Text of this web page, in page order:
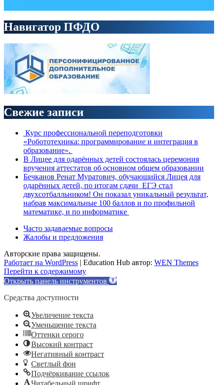
Навигатор ПФДО
Свежие записи
Курс профессиональной переподготовки
«Робототехника: программирование и интеграция в
образование».
В Лицее для одарённых детей состоялась церемония
вручения аттестатов об основном общем образовании
Бечканов Ренат Муратович, обучающийся Лицея для
одарённых детей, по итогам сдачи ЕГЭ стал
двухсотбалльником! Он показал уникальный результат,
набрав максимальные 100 баллов и по профильной
математике, и по информатике
Часто задаваемые вопросы
Жалобы и предложения
Авторские права защищены.
Работает на WordPress | Education Hub автор: WEN Themes
Перейти к содержимому
Открыть панель инструментов
Средства доступности
Увеличение текста
Уменьшение текста
Оттенки серого
Высокий контраст
Негативный контраст
Светлый фон
Подчёркивание ссылок
Читабельный шрифт